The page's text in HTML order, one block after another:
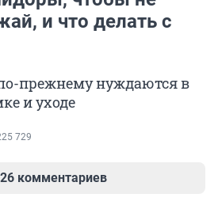
и что делать с
прежнему нуждаются в
и уходе
729
26 комментариев